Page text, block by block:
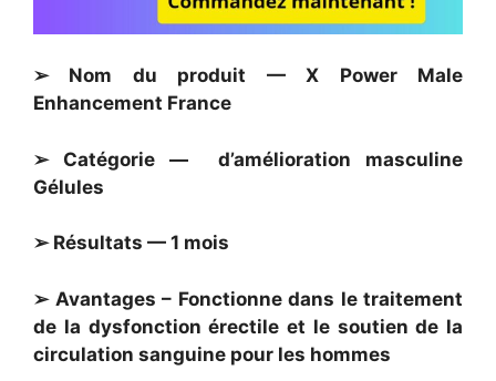
➢ Nom du produit — X Power Male
Enhancement France
➢ Catégorie — d’amélioration masculine
Gélules
➢ Résultats — 1 mois
➢ Avantages – Fonctionne dans le traitement
de la dysfonction érectile et le soutien de la
circulation sanguine pour les hommes